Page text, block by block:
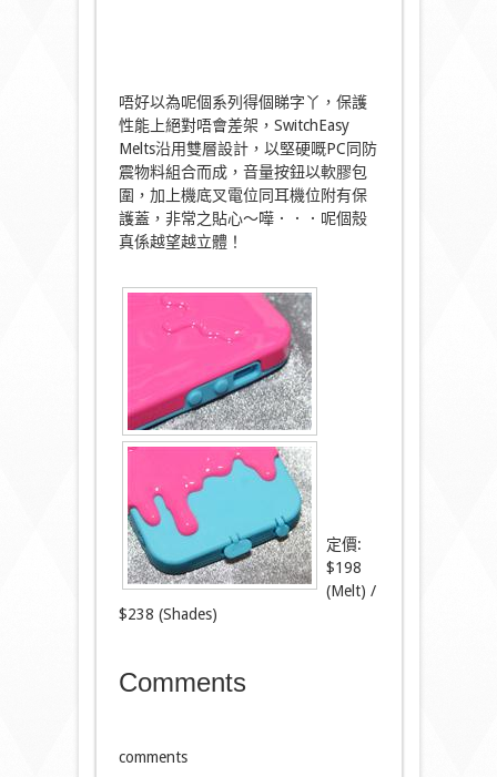
唔好以為呢個系列得個睇字丫，保護
性能上絕對唔會差架，SwitchEasy
Melts沿用雙層設計，以堅硬嘅PC同防
震物料組合而成，音量按鈕以軟膠包
圍，加上機底叉電位同耳機位附有保
護蓋，非常之貼心～嘩．．．呢個殼
真係越望越立體！
定價:
$198
(Melt) /
$238 (Shades)
Comments
comments